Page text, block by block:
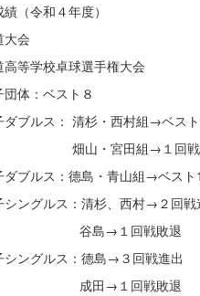
（令和４年度）
会
高等学校卓球選手権大会
体：ベスト８
ブルス： 清杉・西村組→ベスト
・宮田組→１回戦
ブルス：德島・青山組→ベスト
ングルス：清杉、西村→２回戦
→１回戦敗退
ングルス：德島→３回戦進出
→１回戦敗退